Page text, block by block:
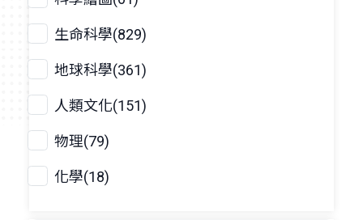
生命科學(829)
地球科學(361)
人類文化(151)
物理(79)
化學(18)